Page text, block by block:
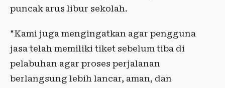
puncak arus libur sekolah.
"Kami juga mengingatkan agar pengguna
jasa telah memiliki tiket sebelum tiba di
pelabuhan agar proses perjalanan
berlangsung lebih lancar, aman, dan